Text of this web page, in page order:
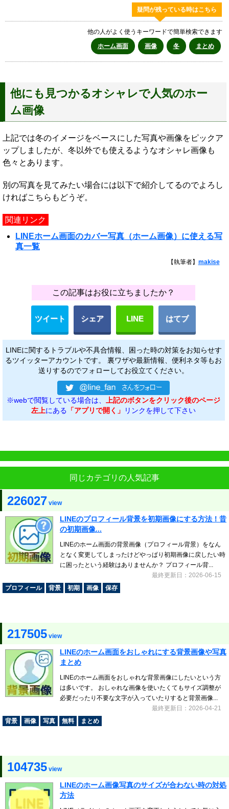
疑問が残っている時はこちら
他の人がよく使うキーワードで簡単検索できます
ホーム画面
画像 冬 まとめ
他にも見つかるオシャレで人気のホー
ム画像
上記では冬のイメージをベースにした写真や画像をピックア
ップしましたが、冬以外でも使えるようなオシャレ画像も
色々とあります。
別の写真を見てみたい場合には以下で紹介してるのでよろし
ければこちらもどうぞ。
関連リンク
LINEホーム画面のカバー写真（ホーム画像）に使える写
真一覧
【執筆者】 makise
この記事はお役に立ちましたか？
ツイート シェア LINE はてブ
LINEに関するトラブルや不具合情報、困った時の対策をお知らせす
るツイッターアカウントです。 裏ワザや最新情報、便利ネタ等もお
送りするのでフォローしてお役立てください。
※webで閲覧している場合は、
上記のボタンをクリック後のページ
左上にある 「アプリで開く」 リンクを押して下さい
同じカテゴリの人気記事
226027 view
LINEのプロフィール背景を初期画像にする方法！昔
の初期画像...
LINEのホーム画面の背景画像（プロフィール背景）をなん
となく変更してしまったけどやっぱり初期画像に戻したい時
に困ったという経験はありませんか？ プロフィール背...
最終更新日：2026-06-15
プロフィール
背景 初期 画像 保存
217505 view
LINEのホーム画面をおしゃれにする背景画像や写真
まとめ
LINEのホーム画面をおしゃれな背景画像にしたいという方
は多いです。 おしゃれな画像を使いたくてもサイズ調整が
必要だったり不要な文字が入っていたりすると背景画像...
最終更新日：2026-04-21
背景
画像 写真 無料 まとめ
104735 view
LINEのホーム画像写真のサイズが合わない時の対処
方法